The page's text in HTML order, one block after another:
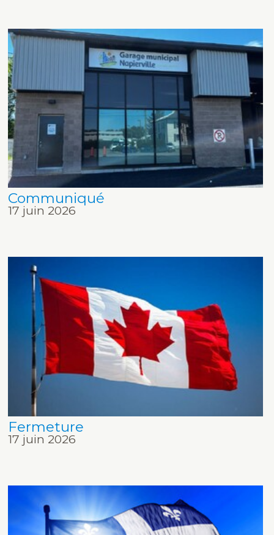
Communiqué
17 juin 2026
Fermeture
17 juin 2026